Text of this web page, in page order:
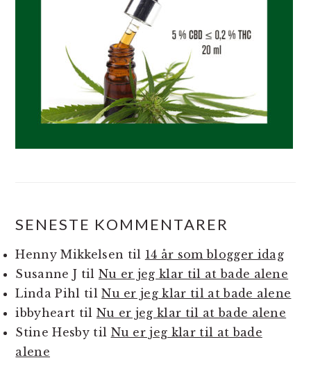
SENESTE KOMMENTARER
Henny Mikkelsen til 14 år som blogger idag
Susanne J til Nu er jeg klar til at bade alene
Linda Pihl tilNu er jeg klar til at bade alene
ibbyheart til Nu er jeg klar til at bade alene
Stine Hesbytil Nu er jeg klar til at bade
alene